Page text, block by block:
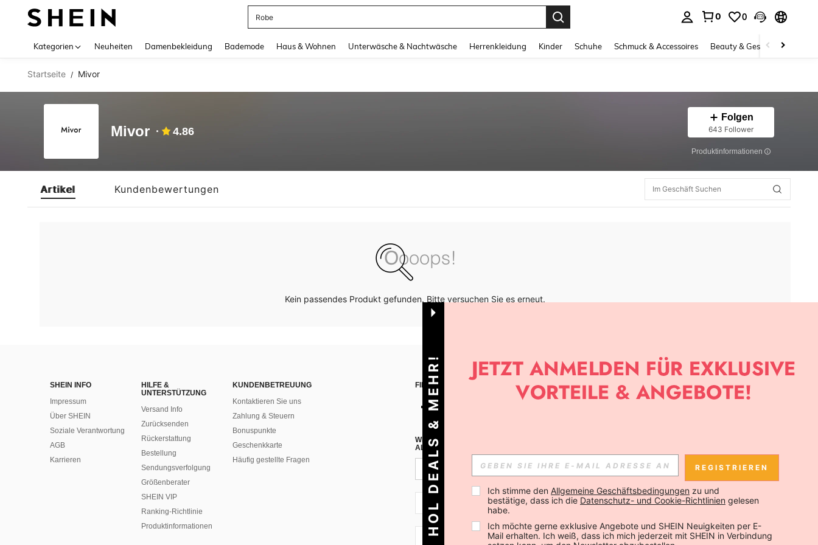
Robe
0 0
Kategorien Neuheiten Damenbekleidung Bademode Haus & Wohnen Unterwäsche & Nachtwäsche Herrenkleidung Kinder Schuhe Schmuck & Accessoires Beauty & Gesundheit
Startseite / Mivor
Mivor 4.86
Folgen
643 Follower
Produktinformationen
Artikel Kundenbewertungen
Kein passendes Produkt gefunden. Bitte versuchen Sie es erneut.
SHEIN INFO
Impressum
Über SHEIN
Soziale Verantwortung
AGB
Karrieren
HILFE &
UNTERSTÜTZUNG
Versand Info
Zurücksenden
Rückerstattung
Bestellung
Sendungsverfolgung
Größenberater
SHEIN VIP
Ranking-Richtlinie
​Produktinformationen
KUNDENBETREUUNG
Kontaktieren Sie uns
Zahlung & Steuern
Bonuspunkte
Geschenkkarte
Häufig gestellte Fragen
FINDEN SIE UNS AUF APP
WENN DU DICH FÜR UNSEREN NEWSLETTER ANMELDEST, KANNST DU DIE NEUESTEN TRENDS VOR
ALLEN ANDEREN ERFAHREN (DU KANNST DICH JEDERZEIT ABMELDEN).
Abonnieren
CH + 41 Abonnieren
CH + 41 Abonnieren
HOL DEALS & MEHR! REGISTRIEREN
Ich stimme den Allgemeine Geschäftsbedingungen zu und
bestätige, dass ich die Datenschutz- und Cookie-Richtlinien gelesen
habe.
Ich möchte gerne exklusive Angebote und SHEIN Neuigkeiten per E-
Mail erhalten. Ich weiß, dass ich mich jederzeit mit SHEIN in Verbindung